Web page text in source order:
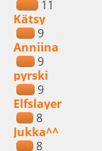
11
Kätsy
9
Anniina
9
pyrski
9
Elfslayer
8
Jukka^^
8